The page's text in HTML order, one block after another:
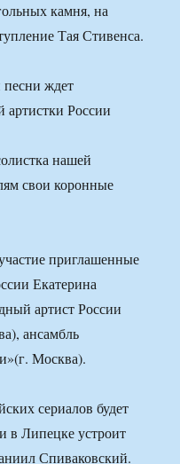
камня, на
Тая Стивенса.
песни ждет
России
нашей
свои коронные
приглашенные
Екатерина
артист России
ансамбль
Москва).
сериалов будет
в Липецке устроит
Спиваковский.